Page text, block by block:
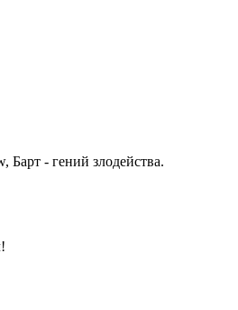
- гений злодейства.